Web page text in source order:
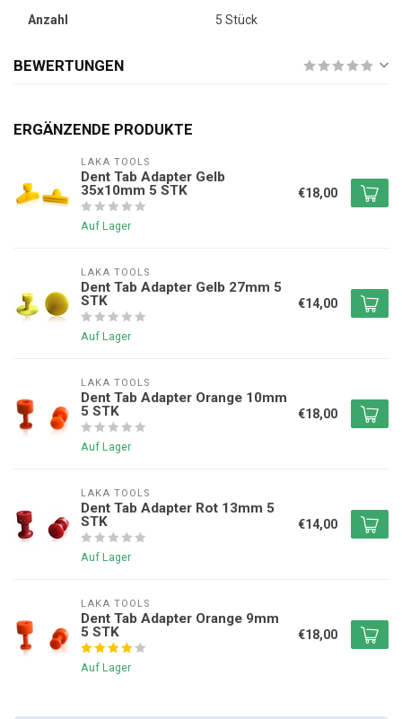
Anzahl 5 Stück
BEWERTUNGEN
ERGÄNZENDE PRODUKTE
LAKA TOOLS
Dent Tab Adapter Gelb
35x10mm 5 STK
Auf Lager
€18,00
LAKA TOOLS
Dent Tab Adapter Gelb 27mm 5
STK
Auf Lager
€14,00
LAKA TOOLS
Dent Tab Adapter Orange 10mm
5 STK
Auf Lager
€18,00
LAKA TOOLS
Dent Tab Adapter Rot 13mm 5
STK
Auf Lager
€14,00
LAKA TOOLS
Dent Tab Adapter Orange 9mm
5 STK
Auf Lager
€18,00